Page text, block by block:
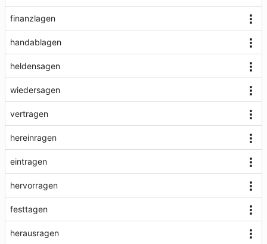
finanzlagen
handablagen
heldensagen
wiedersagen
vertragen
hereinragen
eintragen
hervorragen
festtagen
herausragen